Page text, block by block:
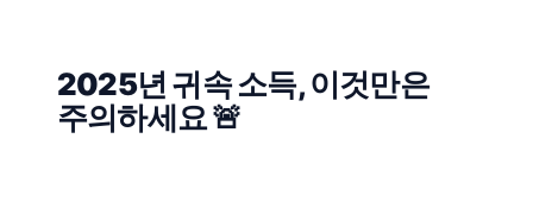
2025년 귀속 소득, 이것만은
주의하세요 🚨